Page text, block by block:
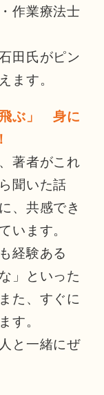
作業療法士
田氏がピン
ます。
ぶ」 身に
著者がこれ
聞いた話
、共感でき
います。
経験ある
」といった
た、すぐに
す。
と一緒にぜ